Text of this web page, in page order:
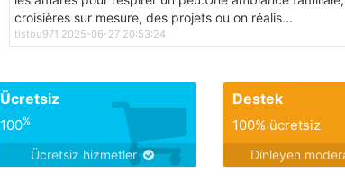
croisières sur mesure, des projets ou on réalis...
tistou971 2025-06-27 20:53:24
Ücretsiz
100%
Ücretsiz hizmetler
Destek
100% ücretsiz
Dinleyen